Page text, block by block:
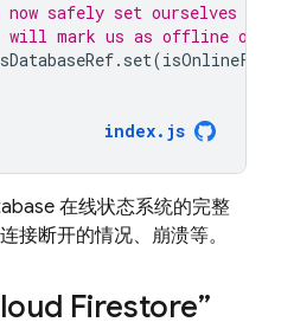
now safely set ourselves as
mark us as offline once
. set(
index. js
在线状态系统的完整
接断开的情况、崩溃等。
Firestore”